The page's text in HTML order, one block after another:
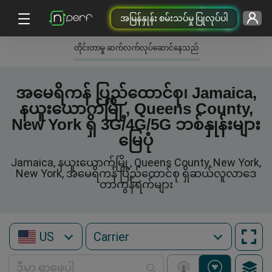
အမြန်နှုန်း စမ်းသပ်မှု ပြုလုပ်ပါ
တိုင်းတာမှု ဆက်လက်လုပ်ဆောင်နေသည်
အမေရိကန် ပြည်ထောင်စု၊ Jamaica,
နယူးယောက်မြို့, Queens County,
New York ရှိ 3G/4G/5G ဘစ်နှုန်းများ
မြေပုံ
Jamaica, နယူးယောက်မြို့, Queens County, New York,
New York, အမေရိကန် ပြည်ထောင်စု ရှိဆယ်လူလာဒေ
တာကွန်ရက်များ
US